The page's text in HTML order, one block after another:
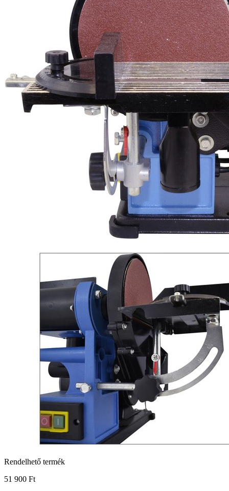
Rendelhető termék
51 900 Ft